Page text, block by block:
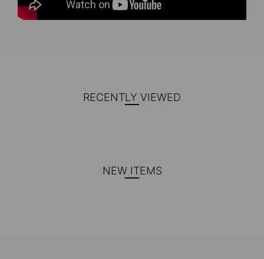
RECENTLY VIEWED
NEW ITEMS